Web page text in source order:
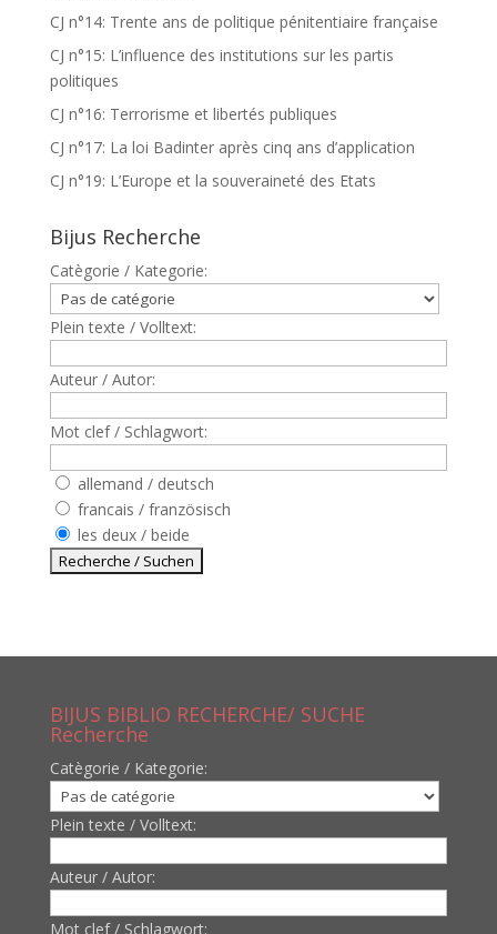
CJ n°14: Trente ans de politique pénitentiaire française
CJ n°15: L’influence des institutions sur les partis
politiques
CJ n°16: Terrorisme et libertés publiques
CJ n°17: La loi Badinter après cinq ans d’application
CJ n°19: L’Europe et la souveraineté des Etats
Bijus Recherche
Catègorie / Kategorie:
Plein texte / Volltext:
Auteur / Autor:
Mot clef / Schlagwort:
allemand / deutsch
francais / französisch
les deux / beide
BIJUS BIBLIO RECHERCHE/ SUCHE
Recherche
Catègorie / Kategorie:
Plein texte / Volltext:
Auteur / Autor:
Mot clef / Schlagwort: